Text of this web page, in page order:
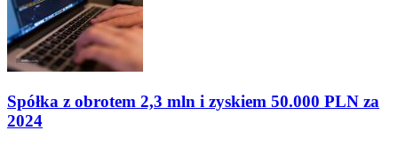
Spółka z obrotem 2,3 mln i zyskiem 50.000 PLN za
2024